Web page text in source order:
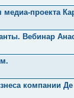
проекта
Вебинар
компании